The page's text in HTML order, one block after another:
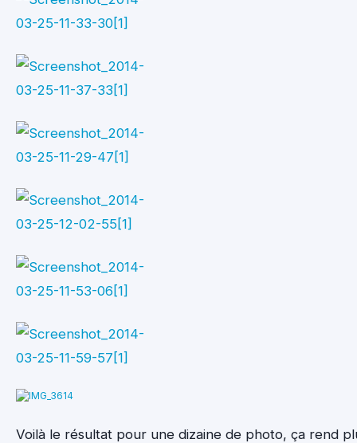
Voilà le résultat pour une dizaine de photo, ça rend